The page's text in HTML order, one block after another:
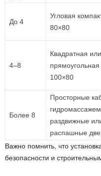
До 4
Угловая
80×80
4–8
Квадратная или
100×80
Более 8
Просторные
гидромассажем,
раздвижные
распашные
Важно помнить, что
безопасности и